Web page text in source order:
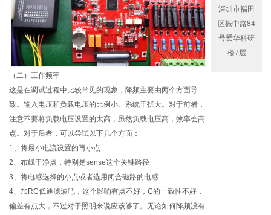
（二）工作频率
这是在调试过程中比较常见的现象，降频主要由两个方面导
致。输入电压和负载电压的比例小、系统干扰大。对于前者，
注意不要将负载电压设置的太高，虽然负载电压高，效率会高
点。对于后者，可以尝试以下几个方面：
1、将最小电流设置的再小点
2、布线干净点，特别是sense这个关键路径
3、将电感选择的小点或者选用闭合磁路的电感
4、加RC低通滤波吧，这个影响有点不好，C的一致性不好，
偏差有点大，不过对于照明来说应该够了。无论如何降频没有
深圳市福田
区振中路84
号爱华科研
楼7层